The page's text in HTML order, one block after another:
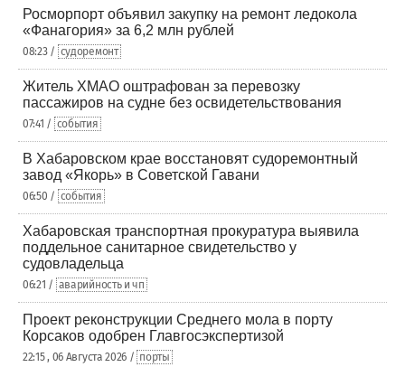
Росморпорт объявил закупку на ремонт ледокола
«Фанагория» за 6,2 млн рублей
08:23 / судоремонт
Житель ХМАО оштрафован за перевозку
пассажиров на судне без освидетельствования
07:41 / события
В Хабаровском крае восстановят судоремонтный
завод «Якорь» в Советской Гавани
06:50 / события
Хабаровская транспортная прокуратура выявила
поддельное санитарное свидетельство у
судовладельца
06:21 / аварийность и чп
Проект реконструкции Среднего мола в порту
Корсаков одобрен Главгосэкспертизой
22:15 , 06 Августа 2026 / порты